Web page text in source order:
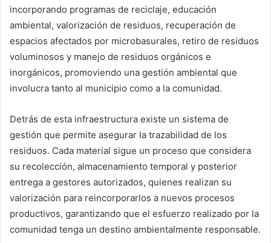
incorporando programas de reciclaje, educación
ambiental, valorización de residuos, recuperación de
espacios afectados por microbasurales, retiro de residuos
voluminosos y manejo de residuos orgánicos e
inorgánicos, promoviendo una gestión ambiental que
involucra tanto al municipio como a la comunidad.
Detrás de esta infraestructura existe un sistema de
gestión que permite asegurar la trazabilidad de los
residuos. Cada material sigue un proceso que considera
su recolección, almacenamiento temporal y posterior
entrega a gestores autorizados, quienes realizan su
valorización para reincorporarlos a nuevos procesos
productivos, garantizando que el esfuerzo realizado por la
comunidad tenga un destino ambientalmente responsable.